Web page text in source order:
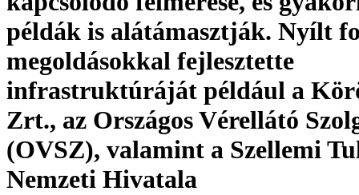
példák is alátámasztják. Nyílt
megoldásokkal fejlesztette
infrastruktúráját például a
Zrt., az Országos Vérellátó
(OVSZ), valamint a Szellemi
Nemzeti Hivatala